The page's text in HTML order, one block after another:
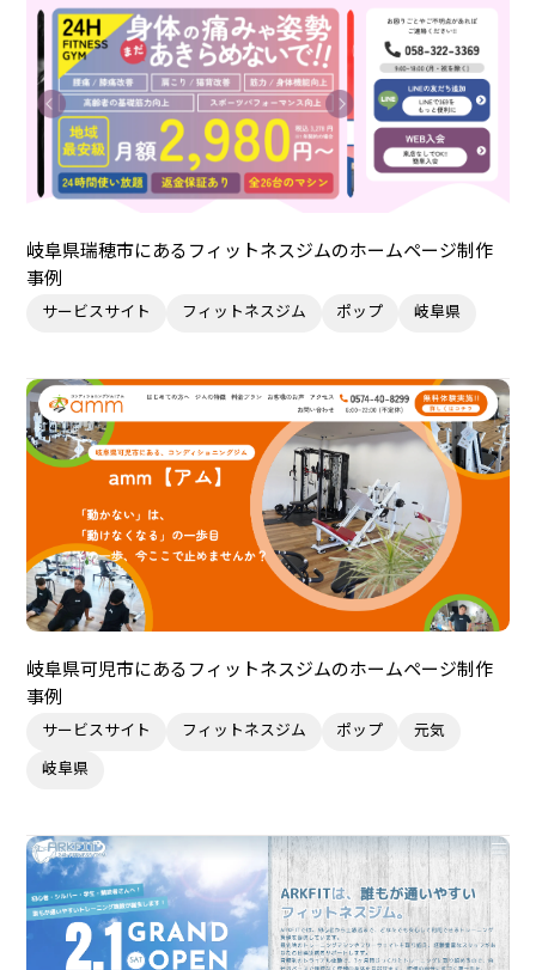
岐阜県瑞穂市にあるフィットネスジムのホームページ制作
事例
サービスサイト フィットネスジム ポップ 岐阜県
岐阜県可児市にあるフィットネスジムのホームページ制作
事例
サービスサイト フィットネスジム ポップ 元気
岐阜県